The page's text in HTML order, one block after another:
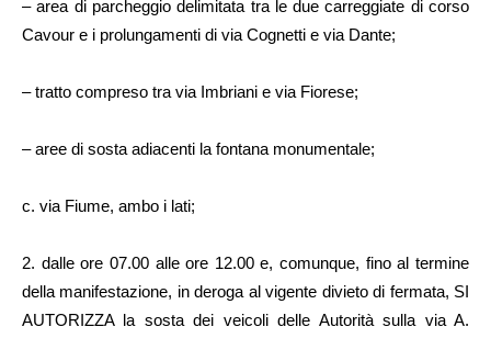
– area di parcheggio delimitata tra le due carreggiate di corso
Cavour e i prolungamenti di via Cognetti e via Dante;
– tratto compreso tra via Imbriani e via Fiorese;
– aree di sosta adiacenti la fontana monumentale;
c. via Fiume, ambo i lati;
2. dalle ore 07.00 alle ore 12.00 e, comunque, fino al termine
della manifestazione, in deroga al vigente divieto di fermata, SI
AUTORIZZA la sosta dei veicoli delle Autorità sulla via A.